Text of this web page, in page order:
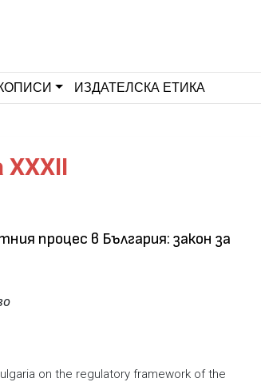
ИЗДАТЕЛСКА ЕТИКА
процес в България: закон за
on the regulatory framework of the